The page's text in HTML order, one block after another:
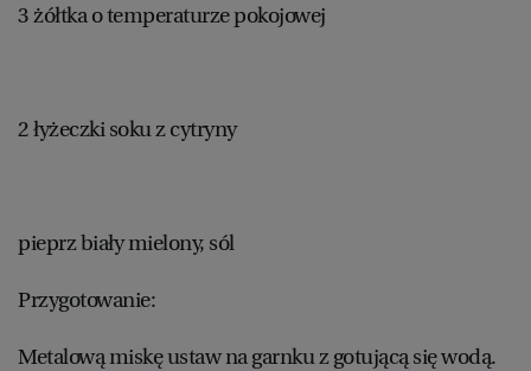
3 żółtka o temperaturze pokojowej
2 łyżeczki soku z cytryny
pieprz biały mielony, sól
Przygotowanie:
Metalową miskę ustaw na garnku z gotującą się wodą.